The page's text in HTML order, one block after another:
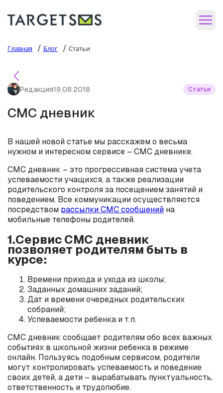
Главная / Блог / Статьи
Редакция19.08.2018 Статьи
СМС дневник
В нашей новой статье мы расскажем о весьма
нужном и интересном сервисе – СМС дневнике.
СМС дневник – это прогрессивная система учета
успеваемости учащихся, а также реализации
родительского контроля за посещением занятий и
поведением. Все коммуникации осуществляются
посредством рассылки СМС сообщений на
мобильные телефоны родителей.
1.Сервис СМС дневник
позволяет родителям быть в
курсе:
Времени прихода и ухода из школы;
Заданных домашних заданий;
Дат и времени очередных родительских
собраний;
Успеваемости ребенка и т.п.
СМС дневник сообщает родителям обо всех важных
событиях в школьной жизни ребенка в режиме
онлайн. Пользуясь подобным сервисом, родители
могут контролировать успеваемость и поведение
своих детей, а дети – вырабатывать пунктуальность,
ответственность и трудолюбие.